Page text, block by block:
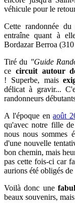
véhicule pour le
Cette randonnée du
entraîne quant à
Bordazar Berroa
Tiré du "Guide
ce circuit autour
! Superbe, mais
délicat à gravir...
randonneurs
A l'époque enaoût
qu'avec notre fille
nous nous sommes
d'une nouvelle
bon chemin, mais
pas cette fois-ci car
aurions été obligés
Voilà donc une
beaux souvenirs,